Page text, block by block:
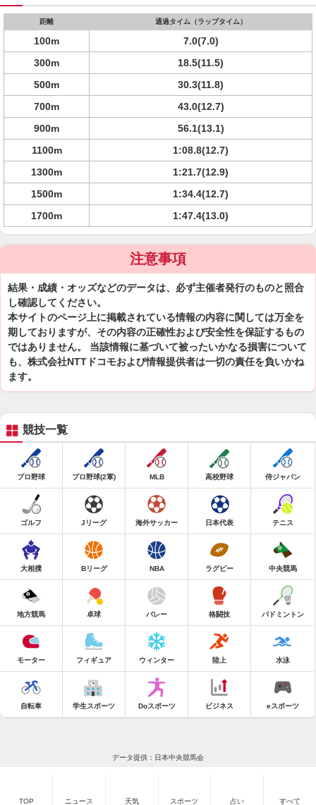
距離 通過タイム（ラップタイム）
100m
7.0(7.0)
300m
18.5(11.5)
500m
30.3(11.8)
700m
43.0(12.7)
900m
56.1(13.1)
1100m
1:08.8(12.7)
1300m
1:21.7(12.9)
1500m
1:34.4(12.7)
1700m
1:47.4(13.0)
注意事項
結果・成績・オッズなどのデータは、必ず主催者発行のものと照合
し確認してください。
本サイトのページ上に掲載されている情報の内容に関しては万全を
期しておりますが、その内容の正確性および安全性を保証するもの
ではありません。 当該情報に基づいて被ったいかなる損害について
も、株式会社NTTドコモおよび情報提供者は一切の責任を負いかね
ます。
競技一覧
プロ野球 プロ野球(2軍) MLB 高校野球 侍ジャパン
ゴルフ Jリーグ 海外サッカー 日本代表 テニス
大相撲 Bリーグ NBA ラグビー 中央競馬
地方競馬 卓球 バレー 格闘技 バドミントン
モーター フィギュア ウィンター 陸上 水泳
自転車 学生スポーツ Doスポーツ ビジネス eスポーツ
データ提供：日本中央競馬会
TOP ニュース 天気 スポーツ 占い すべて